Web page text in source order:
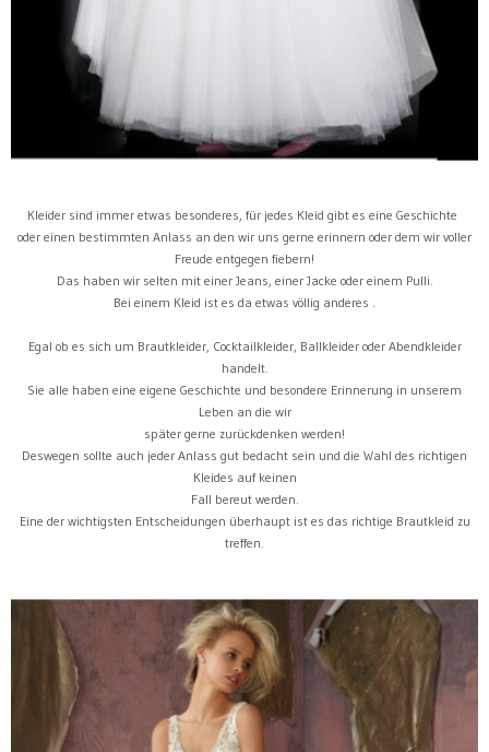
Kleider sind immer etwas besonderes, für jedes Kleid gibt es eine Geschichte
oder einen bestimmten Anlass an den wir uns gerne erinnern oder dem wir voller
Freude entgegen fiebern!
Das haben wir selten mit einer Jeans, einer Jacke oder einem Pulli.
Bei einem Kleid ist es da etwas völlig anderes .
Egal ob es sich um Brautkleider, Cocktailkleider, Ballkleider oder Abendkleider
handelt.
Sie alle haben eine eigene Geschichte und besondere Erinnerung in unserem
Leben an die wir
später gerne zurückdenken werden!
Deswegen sollte auch jeder Anlass gut bedacht sein und die Wahl des richtigen
Kleides auf keinen
Fall bereut werden.
Eine der wichtigsten Entscheidungen überhaupt ist es das richtige Brautkleid zu
treffen.